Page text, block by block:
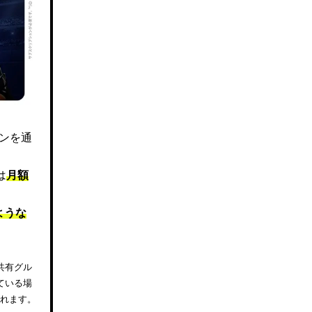
を通
月額
うな
有グル
いる場
ます。